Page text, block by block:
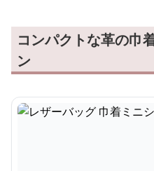
コンパクトな革の巾
ン